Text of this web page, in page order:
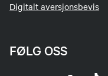
Digitalt aversjonsbevis
FØLG OSS